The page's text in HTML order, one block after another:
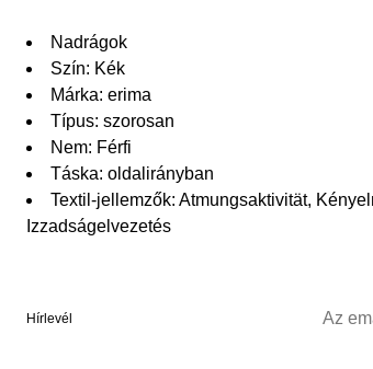
Nadrágok
Szín: Kék
Márka: erima
Típus: szorosan
Nem: Férfi
Táska: oldalirányban
Textil-jellemzők: Atmungsaktivität,
Izzadságelvezetés
Hírlevél